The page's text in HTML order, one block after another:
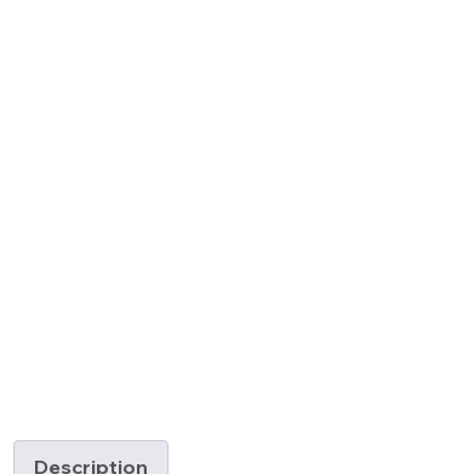
Description